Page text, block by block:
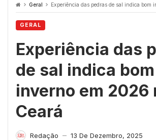
Geral Experiência das pedras de sal indica bom
GERAL
Experiência das
de sal indica bom
inverno em 2026
Ceará
Redação — 13 De Dezembro, 2025